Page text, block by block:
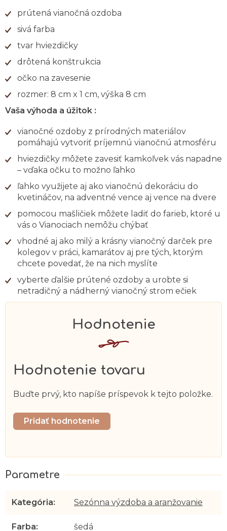
prútená vianočná ozdoba
sivá farba
tvar hviezdičky
drôtená konštrukcia
očko na zavesenie
rozmer: 8 cm x 1 cm, výška 8 cm
Vaša výhoda a úžitok :
vianočné ozdoby z prírodných materiálov
pomáhajú vytvoriť príjemnú vianočnú atmosféru
hviezdičky môžete zavesiť kamkoľvek vás napadne
– vďaka očku to možno ľahko
ľahko využijete aj ako vianočnú dekoráciu do
kvetináčov, na adventné vence aj vence na dvere
pomocou mašličiek môžete ladiť do farieb, ktoré u
vás o Vianociach nemôžu chýbať
vhodné aj ako milý a krásny vianočný darček pre
kolegov v práci, kamarátov aj pre tých, ktorým
chcete povedať, že na nich myslíte
vyberte ďalšie prútené ozdoby a urobte si
netradičný a nádherný vianočný strom ečiek
Hodnotenie tovaru
Buďte prvý, kto napíše príspevok k tejto položke.
Pridať hodnotenie
Kategória: Sezónna výzdoba a aranžovanie
Farba: šedá